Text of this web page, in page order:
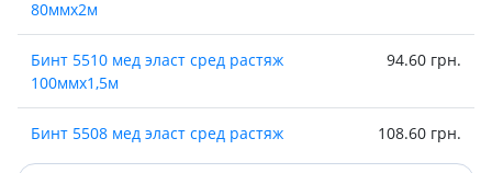
80ммх2м
Бинт 5510 мед эласт сред растяж
100ммх1,5м
94.60 грн.
Бинт 5508 мед эласт сред растяж
108.60 грн.